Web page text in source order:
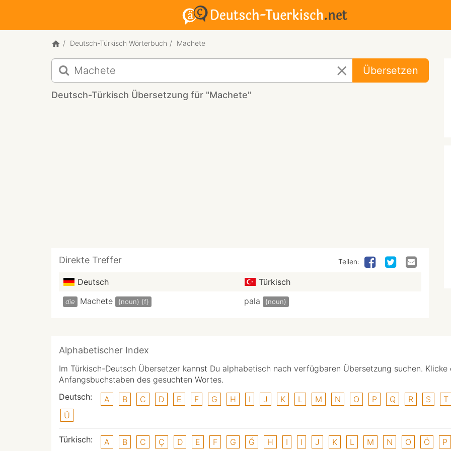
Deutsch-Türkisch Wörterbuch Machete
Deutsch-
Türkisch
Übersetzung
für
Übersetzen
Deutsch-Türkisch Übersetzung für "Machete"
Direkte Treffer Teilen:
Deutsch Türkisch
die Machete {noun} {f} pala {noun}
Alphabetischer Index
Im Türkisch-Deutsch Übersetzer kannst Du alphabetisch nach verfügbaren Übersetzung suchen.
Anfangsbuchstaben des gesuchten Wortes.
Deutsch:
A B C D E F G H I J K L M N O P Q R S T
Ü
Türkisch: A B C Ç D E F G Ğ H I I J K L M N O Ö P